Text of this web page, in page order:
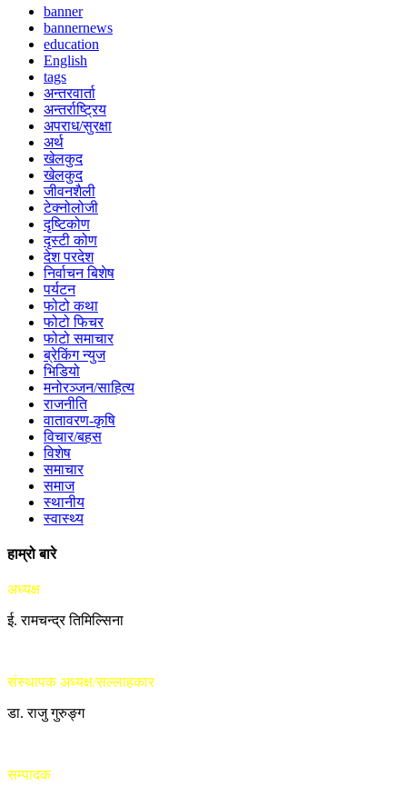
banner
bannernews
education
English
tags
अन्तरवार्ता
अन्तर्राष्ट्रिय
अपराध/सुरक्षा
अर्थ
खेलकुद
खेलकुद
जीवनशैली
टेक्नोलोजी
दृष्टिकोण
दृस्टी कोण
देश परदेश
निर्वाचन बिशेष
पर्यटन
फोटो कथा
फोटो फिचर
फोटो समाचार
ब्रेकिंग न्युज
भिडियो
मनोरञ्जन/साहित्य
राजनीति
वातावरण-कृषि
विचार/बहस
विशेष
समाचार
समाज
स्थानीय
स्वास्थ्य
हाम्रो बारे
अध्यक्ष
ई. रामचन्द्र तिमिल्सिना
संस्थापक अध्यक्ष/सल्लाहकार
डा. राजु गुरुङ्ग
सम्पादक